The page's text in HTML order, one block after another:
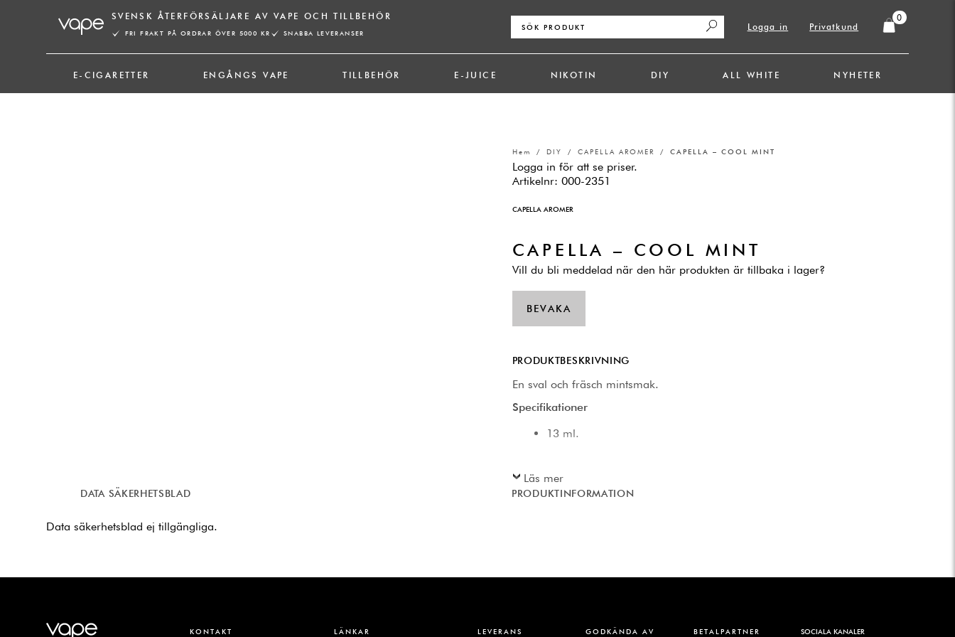
SVENSK ÅTERFÖRSÄLJARE AV VAPE OCH TILLBEHÖR
FRI FRAKT PÅ ORDRAR ÖVER 5000 KR SNABBA LEVERANSER
Logga in Privatkund
0
E-CIGARETTER ENGÅNGS VAPE TILLBEHÖR E-JUICE NIKOTIN DIY ALL WHITE NYHETER
Hem / DIY / CAPELLA AROMER / CAPELLA – COOL MINT
Logga in för att se priser.
Artikelnr: 000-2351
CAPELLA AROMER
CAPELLA – COOL MINT
Vill du bli meddelad när den här produkten är tillbaka i lager?
BEVAKA
PRODUKTBESKRIVNING
En sval och fräsch mintsmak.
Specifikationer
13 ml.
Läs mer
DATA SÄKERHETSBLAD PRODUKTINFORMATION
Data säkerhetsblad ej tillgängliga.
KONTAKT LÄNKAR LEVERANS GODKÄNDA AV BETALPARTNER SOCIALA KANALER